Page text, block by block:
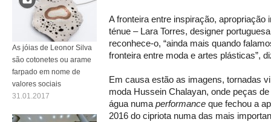
A fronteira entre inspiração, apropriação
ténue – Lara Torres, designer
reconhece-o, “ainda mais quando
fronteira entre moda e artes plásticas”,
Em causa estão as imagens, tornadas
moda Hussein Chalayan, onde peças
água numa performance que fechou a
2016 do cipriota numa das mais
As jóias de Leonor Silva
são cotonetes ou arame
farpado em nome de
valores sociais
31.01.2017